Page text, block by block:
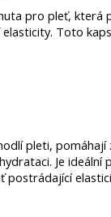
pro pleť, která
Toto
pleti, pomáhají
Je ideální
postrádající